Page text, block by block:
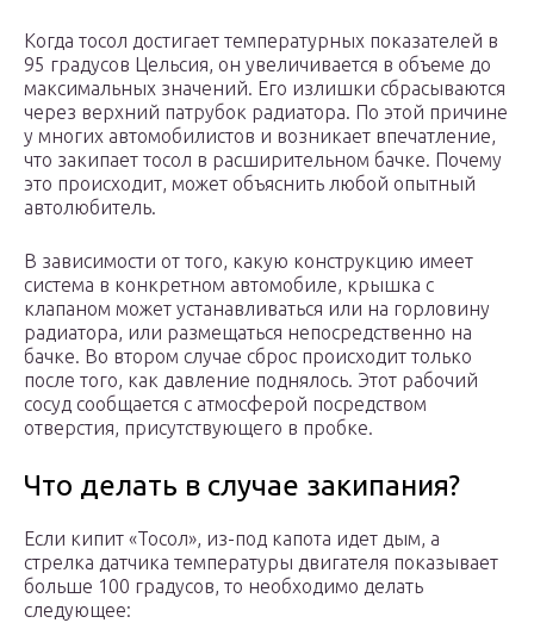
Когда тосол достигает температурных показателей в
95 градусов Цельсия, он увеличивается в объеме до
максимальных значений. Его излишки сбрасываются
через верхний патрубок радиатора. По этой причине
у многих автомобилистов и возникает впечатление,
что закипает тосол в расширительном бачке. Почему
это происходит, может объяснить любой опытный
автолюбитель.
В зависимости от того, какую конструкцию имеет
система в конкретном автомобиле, крышка с
клапаном может устанавливаться или на горловину
радиатора, или размещаться непосредственно на
бачке. Во втором случае сброс происходит только
после того, как давление поднялось. Этот рабочий
сосуд сообщается с атмосферой посредством
отверстия, присутствующего в пробке.
Что делать в случае закипания?
Если кипит «Тосол», из-под капота идет дым, а
стрелка датчика температуры двигателя показывает
больше 100 градусов, то необходимо делать
следующее: